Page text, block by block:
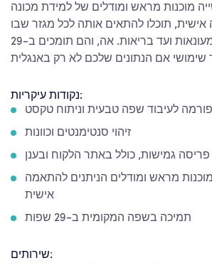
מוכנות מראש ומודלים של למידת מכונה
תוכלו להתאים אותה לכל מגזר שבו
אתם פועלים, מקמעונאות ועד בריאות. אה, והם תומכים ב-29
נקודות עיקריות:
לעיבוד שפה טבעית וניתוח טקסט
זיהוי סנטימנטים וכוונות
גמישות, כולל באתר הלקוח ובענן
מראש ומודלים הניתנים להתאמה
אישית
תמיכה בשפה המקומית ב-29 שפות
שירותים: